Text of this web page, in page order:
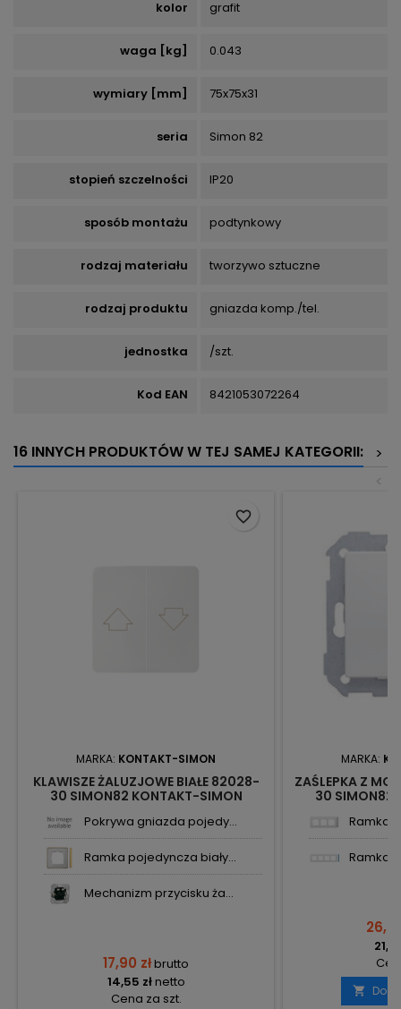
kolor grafit
waga [kg] 0.043
wymiary [mm] 75x75x31
seria Simon 82
stopień szczelności IP20
sposób montażu podtynkowy
rodzaj materiału tworzywo sztuczne
rodzaj produktu gniazda komp./tel.
jednostka /szt.
Kod EAN 8421053072264
16 INNYCH PRODUKTÓW W TEJ SAMEJ KATEGORII:
>
<
MARKA: KONTAKT-SIMON
KLAWISZE ŻALUZJOWE BIAŁE 82028-
30 SIMON82 KONTAKT-SIMON
Pokrywa gniazda pojedy...
Ramka pojedyncza biały...
Mechanizm przycisku ża...
17,90 złbrutto
14,55 złnetto
Cena za szt.
favorite_border
MARKA:
ZAŚLEPKA Z
30 SIMON82
Ramka
Ramka
